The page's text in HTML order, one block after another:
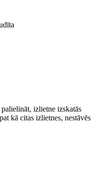
izlietne izskatās
kā citas izlietnes, nestāvēs